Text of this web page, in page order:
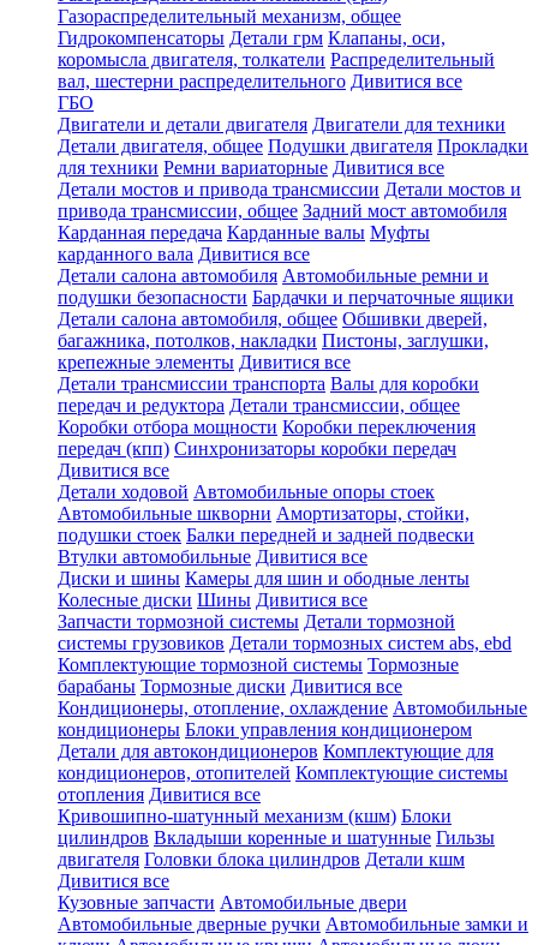
Газораспределительный механизм, общее
Гидрокомпенсаторы Детали грм Клапаны, оси,
коромысла двигателя, толкатели Распределительный
вал, шестерни распределительного Дивитися все
ГБО
Двигатели и детали двигателя Двигатели для техники
Детали двигателя, общее Подушки двигателя Прокладки
для техники Ремни вариаторные Дивитися все
Детали мостов и привода трансмиссии Детали мостов и
привода трансмиссии, общее Задний мост автомобиля
Карданная передача Карданные валы Муфты
карданного вала Дивитися все
Детали салона автомобиля Автомобильные ремни и
подушки безопасности Бардачки и перчаточные ящики
Детали салона автомобиля, общее Обшивки дверей,
багажника, потолков, накладки Пистоны, заглушки,
крепежные элементы Дивитися все
Детали трансмиссии транспорта Валы для коробки
передач и редуктора Детали трансмиссии, общее
Коробки отбора мощности Коробки переключения
передач (кпп) Синхронизаторы коробки передач
Дивитися все
Детали ходовой Автомобильные опоры стоек
Автомобильные шкворни Амортизаторы, стойки,
подушки стоек Балки передней и задней подвески
Втулки автомобильные Дивитися все
Диски и шины Камеры для шин и ободные ленты
Колесные диски Шины Дивитися все
Запчасти тормозной системы Детали тормозной
системы грузовиков Детали тормозных систем abs, ebd
Комплектующие тормозной системы Тормозные
барабаны Тормозные диски Дивитися все
Кондиционеры, отопление, охлаждение Автомобильные
кондиционеры Блоки управления кондиционером
Детали для автокондиционеров Комплектующие для
кондиционеров, отопителей Комплектующие системы
отопления Дивитися все
Кривошипно-шатунный механизм (кшм) Блоки
цилиндров Вкладыши коренные и шатунные Гильзы
двигателя Головки блока цилиндров Детали кшм
Дивитися все
Кузовные запчасти Автомобильные двери
Автомобильные дверные ручки Автомобильные замки и